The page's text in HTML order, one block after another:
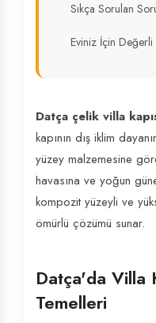
Sıkça Sorulan
Eviniz İçin Değerli
Datça çelik villa
kapının dış iklim
yüzey malzemesine
havasına ve yoğun
kompozit yüzeyli ve
ömürlü çözümü sunar.
Datça'da Villa
Temelleri